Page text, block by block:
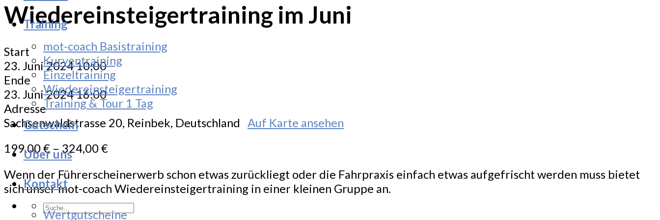
Training
mot-coach Basistraining
Kurventraining
Einzeltraining
Wiedereinsteigertraining
Training & Tour 1 Tag
Gutschein
Uber uns
Kontakt
Suche
Wiedereinsteigertraining im Juni
Start
23. Juni 2024 10:00
Ende
23. Juni 2024 16:00
Adresse
Sachsenwaldstrasse 20, Reinbek, Deutschland Auf Karte ansehen
199,00€ – 324,00€
Wenn der Führerscheinerwerb schon etwas zurückliegt oder die Fahrpraxis einfach etwas aufgefrischt werden muss bietet
sich unser mot-coach Wiedereinsteigertraining in einer kleinen Gruppe an.
Wertgutscheine